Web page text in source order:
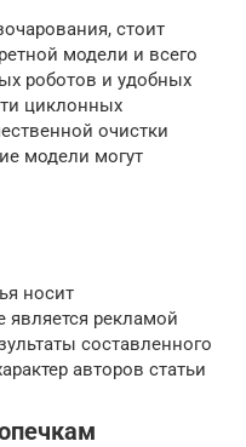
стоит
модели и всего
роботов и удобных
циклонных
очистки
модели могут
носит
рекламой
составленного
авторов статьи